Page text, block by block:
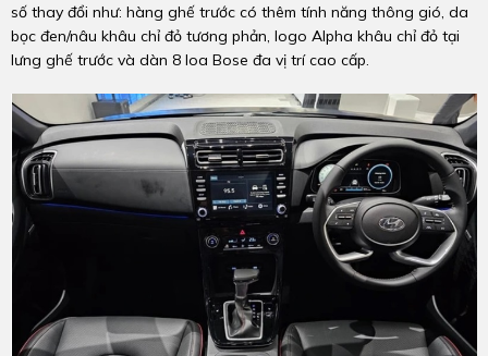
số thay đổi như: hàng ghế trước có thêm tính năng thông gió, da
bọc đen/nâu khâu chỉ đỏ tương phản, logo Alpha khâu chỉ đỏ tại
lưng ghế trước và dàn 8 loa Bose đa vị trí cao cấp.